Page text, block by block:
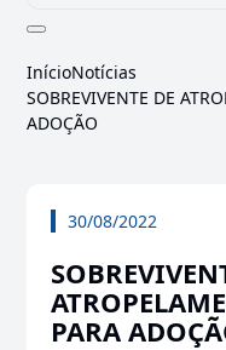
InícioNotícias
SOBREVIVENTE DE
ADOÇÃO
30/08/2022
PARA